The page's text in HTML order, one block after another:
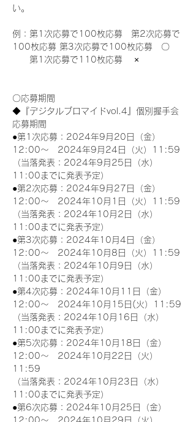
い。
例：第1次応募で100枚応募　第2次応募で
100枚応募 第3次応募で100枚応募　〇
第1次応募で110枚応募　 ×
〇応募期間
◆『デジタルブロマイドvol.4』個別握手会
応募期間
●第1次応募：2024年9月20日（金）
12:00～　2024年9月24日（火）11:59
（当落発表：2024年9月25日（水）
11:00までに発表予定）
●第2次応募：2024年9月27日（金）
12:00～　2024年10月1日（火）11:59
（当落発表：2024年10月2日（水）
11:00までに発表予定）
●第3次応募：2024年10月4日（金）
12:00～　2024年10月8日（火）11:59
（当落発表：2024年10月9日（水）
11:00までに発表予定）
●第4次応募：2024年10月11日（金）
12:00～　2024年10月15日(火）11:59
（当落発表：2024年10月16日（水）
11:00までに発表予定）
●第5次応募：2024年10月18日（金）
12:00～　2024年10月22日（火）
11:59
（当落発表：2024年10月23日（水）
11:00までに発表予定）
●第6次応募：2024年10月25日（金）
12:00～　2024年10月29日（火）